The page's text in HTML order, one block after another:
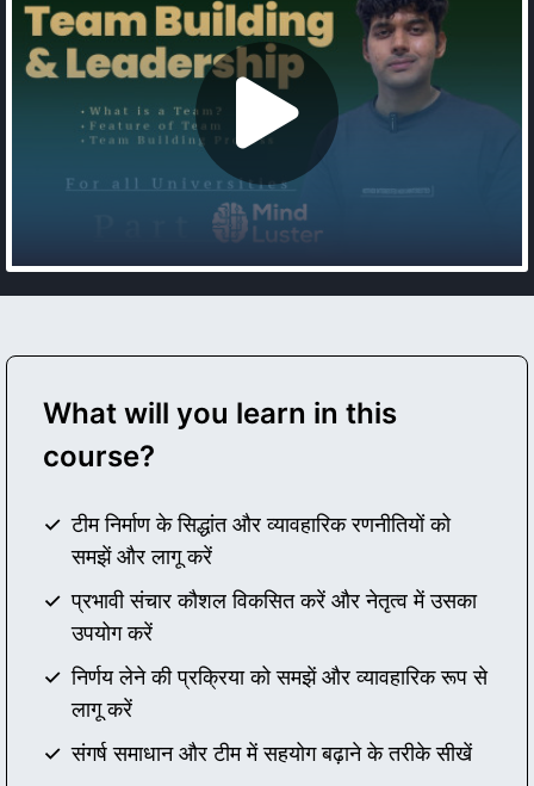
What will you learn in this
course?
टीम निर्माण के सिद्धांत और व्यावहारिक रणनीतियों को
समझें और लागू करें
प्रभावी संचार कौशल विकसित करें और नेतृत्व में उसका
उपयोग करें
निर्णय लेने की प्रक्रिया को समझें और व्यावहारिक रूप से
लागू करें
संगर्ष समाधान और टीम में सहयोग बढ़ाने के तरीके सीखें